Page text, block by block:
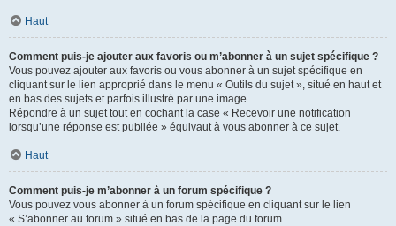
Haut
Comment puis-je ajouter aux favoris ou m’abonner à un sujet spécifique ?
Vous pouvez ajouter aux favoris ou vous abonner à un sujet spécifique en
cliquant sur le lien approprié dans le menu « Outils du sujet », situé en haut et
en bas des sujets et parfois illustré par une image.
Répondre à un sujet tout en cochant la case « Recevoir une notification
lorsqu’une réponse est publiée » équivaut à vous abonner à ce sujet.
Haut
Comment puis-je m’abonner à un forum spécifique ?
Vous pouvez vous abonner à un forum spécifique en cliquant sur le lien
« S’abonner au forum » situé en bas de la page du forum.